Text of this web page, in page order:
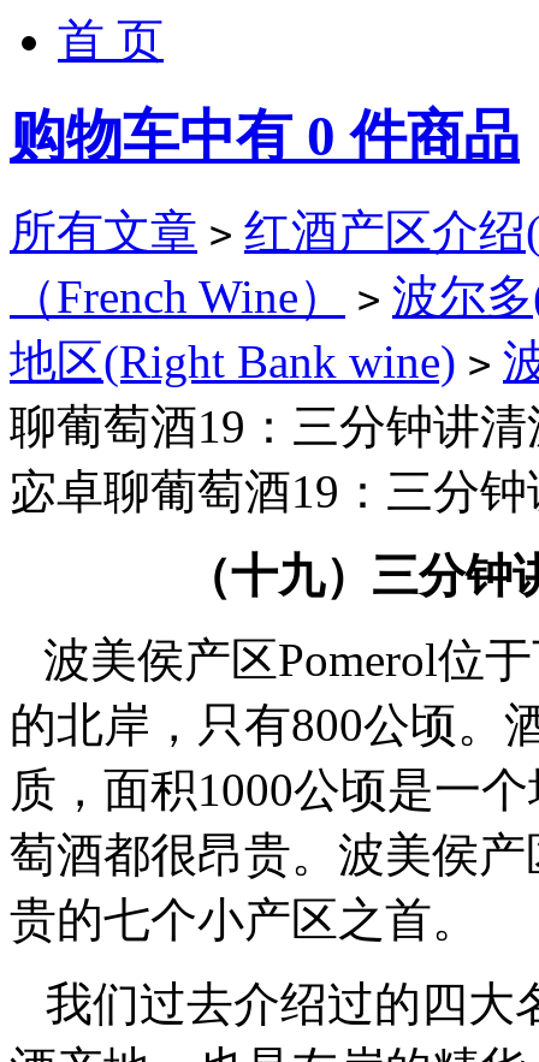
首 页
购物车中有 0 件商品
所有文章 > 红酒产区介绍
（French Wine）
> 波尔多
地区(Right Bank wine) >
聊葡萄酒19：三分钟讲清
宓卓聊葡萄酒19：三分
（十九）三分
波美侯产区Pomerol位
的北岸，只有800公顷。
质，面积1000公顷是一
萄酒都很昂贵。波美侯
贵的七个小产区之首。
我们过去介绍过的四大